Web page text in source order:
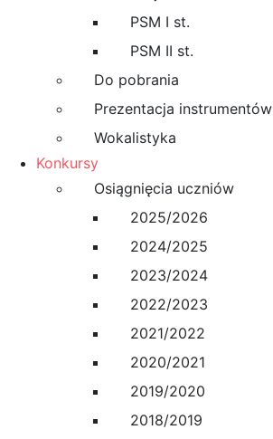
PSM I st.
PSM II st.
Do pobrania
Prezentacja instrumentów
Wokalistyka
Konkursy
Osiągnięcia uczniów
2025/2026
2024/2025
2023/2024
2022/2023
2021/2022
2020/2021
2019/2020
2018/2019